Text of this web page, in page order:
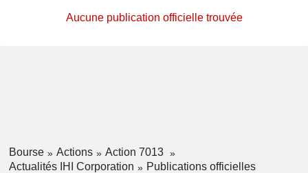
Aucune publication officielle trouvée
Bourse Actions
Action 7013
Actualités IHI Corporation
Publications officielles